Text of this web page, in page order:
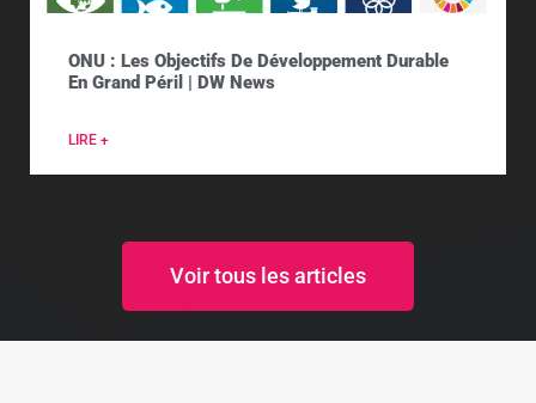
ONU : Les Objectifs De Développement Durable
En Grand Péril | DW News
LIRE +
Voir tous les articles